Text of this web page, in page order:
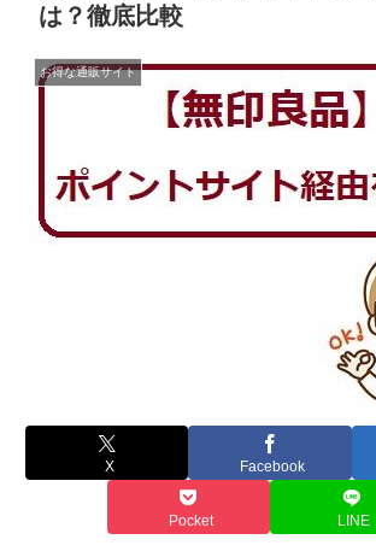
は？徹底比較
お得な通販サイト
X Facebook
Pocket LINE